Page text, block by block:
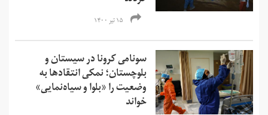
۱۵ تیر ۱۴۰۰
سونامی کرونا در سیستان و
بلوچستان؛ نمکی انتقادها به
وضعیت را «بلوا و سیاه‌نمایی‌»
خواند